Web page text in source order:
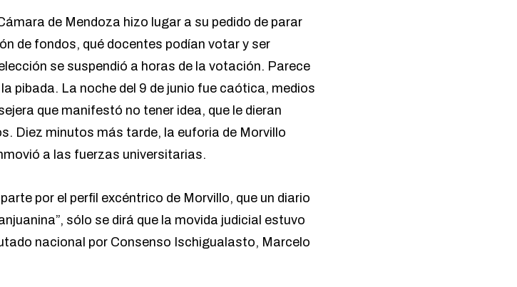
de Mendoza hizo lugar a su pedido de parar
de fondos, qué docentes podían votar y ser
se suspendió a horas de la votación. Parece
pibada. La noche del 9 de junio fue caótica, medios
que manifestó no tener idea, que le dieran
Diez minutos más tarde, la euforia de Morvillo
a las fuerzas universitarias.
por el perfil excéntrico de Morvillo, que un diario
sólo se dirá que la movida judicial estuvo
nacional por Consenso Ischigualasto, Marcelo